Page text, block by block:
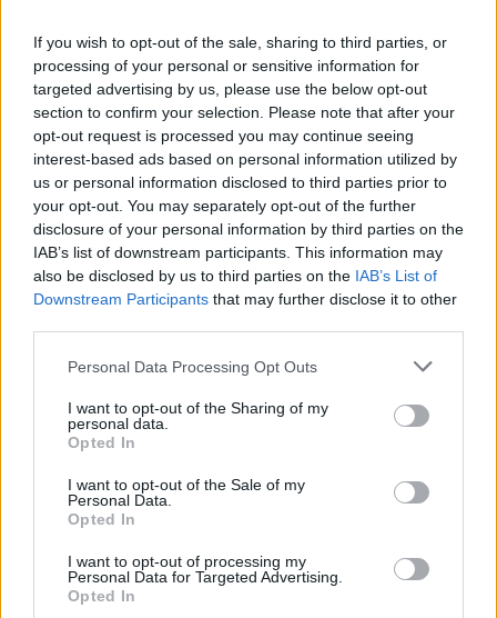
If you wish to opt-out of the sale, sharing to third parties, or
processing of your personal or sensitive information for
targeted advertising by us, please use the below opt-out
section to confirm your selection. Please note that after your
opt-out request is processed you may continue seeing
interest-based ads based on personal information utilized by
us or personal information disclosed to third parties prior to
your opt-out. You may separately opt-out of the further
disclosure of your personal information by third parties on the
IAB’s list of downstream participants. This information may
also be disclosed by us to third parties on the IAB’s List of
Downstream Participants that may further disclose it to other
Personal Data Processing Opt Outs
I want to opt-out of the Sharing of my
personal data.
Opted In
I want to opt-out of the Sale of my
Personal Data.
Opted In
I want to opt-out of processing my
Personal Data for Targeted Advertising.
Opted In
γυναίκα θανάσιμα τραυματισμένη από
αιχμηρό αντικείμενο. Συνελήφθη έτερη
γυναίκα ως δράστης».
TAGS:
17ΧΡΟΝΗ ΜΑΧΑΙΡΩΣΕ 22ΧΡΟΝΗ
22ΧΡΟΝΗ
23ΧΡΟΝΗ
ΔΟΛΟΦΟΝΙΑ ΜΑΡΟΥΣΙ
ΜΑΧΑΙΡΩΣΕ
ΜΕΧΡΙ ΘΑΝΑΤΟΥ
ΜΑΧΑΡΙΕΣ ΝΕΚΡΗ
Ακολουθήστε τις ειδήσεις του
ipliroforia.gr στο Google News
ΔΙΑΒΑΣΤΕ ΑΚΟΜΗ